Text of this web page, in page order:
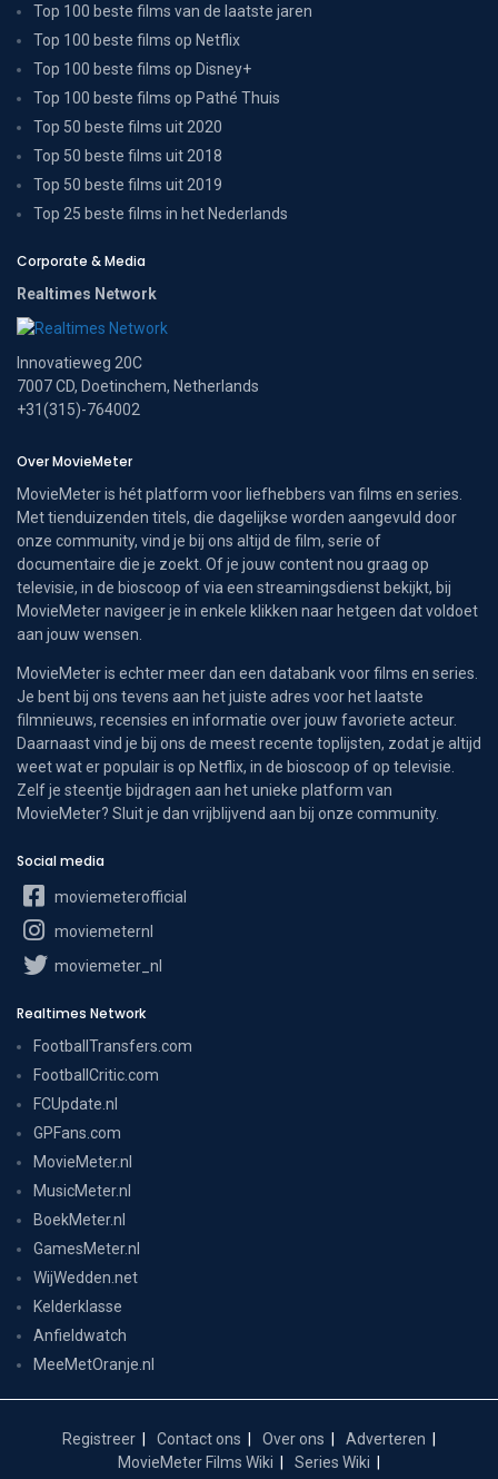
Top 100 beste films van de laatste jaren
Top 100 beste films op Netflix
Top 100 beste films op Disney+
Top 100 beste films op Pathé Thuis
Top 50 beste films uit 2020
Top 50 beste films uit 2018
Top 50 beste films uit 2019
Top 25 beste films in het Nederlands
Corporate & Media
Realtimes Network
Innovatieweg 20C
7007 CD, Doetinchem, Netherlands
+31(315)-764002
Over MovieMeter
MovieMeter is hét platform voor liefhebbers van films en series.
Met tienduizenden titels, die dagelijkse worden aangevuld door
onze community, vind je bij ons altijd de film, serie of
documentaire die je zoekt. Of je jouw content nou graag op
televisie, in de bioscoop of via een streamingsdienst bekijkt, bij
MovieMeter navigeer je in enkele klikken naar hetgeen dat voldoet
aan jouw wensen.
MovieMeter is echter meer dan een databank voor films en series.
Je bent bij ons tevens aan het juiste adres voor het laatste
filmnieuws, recensies en informatie over jouw favoriete acteur.
Daarnaast vind je bij ons de meest recente toplijsten, zodat je altijd
weet wat er populair is op Netflix, in de bioscoop of op televisie.
Zelf je steentje bijdragen aan het unieke platform van
MovieMeter? Sluit je dan vrijblijvend aan bij onze community.
Social media
moviemeterofficial
moviemeternl
moviemeter_nl
Realtimes Network
FootballTransfers.com
FootballCritic.com
FCUpdate.nl
GPFans.com
MovieMeter.nl
MusicMeter.nl
BoekMeter.nl
GamesMeter.nl
WijWedden.net
Kelderklasse
Anfieldwatch
MeeMetOranje.nl
Registreer Contact ons Over ons
Adverteren
MovieMeter Films Wiki
Series Wiki